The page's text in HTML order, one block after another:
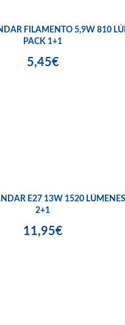
FILAMENTO 5,9W 810
PACK 1+1
5,45€
E27 13W 1520
2+1
11,95€